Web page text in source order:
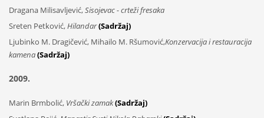
Dragana Milisavljević,Sisojevac - crteži fresaka
Sreten Petković,Hilandar(Sadržaj)
Ljubinko M. Dragičević, Mihailo M. Ršumović,Konzervacija i restauracija
kamena(Sadržaj)
2009.
Marin Brmbolić, Vršački zamak(Sadržaj)